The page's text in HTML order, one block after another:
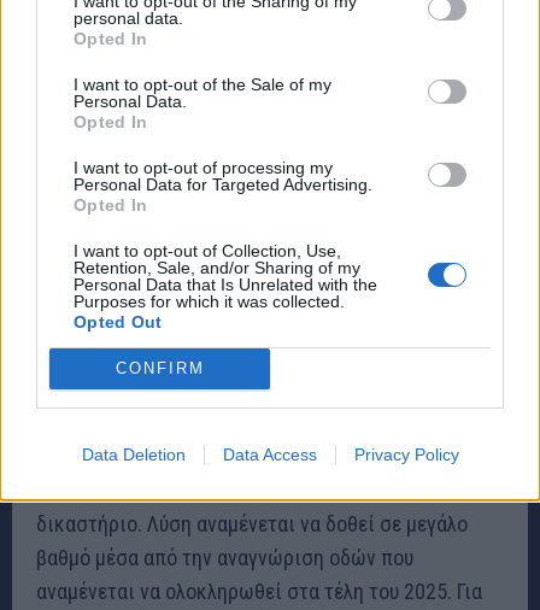
personal data.
Opted In
I want to opt-out of the Sale of my
Personal Data.
Opted In
I want to opt-out of processing my
Personal Data for Targeted Advertising.
Opted In
I want to opt-out of Collection, Use,
Retention, Sale, and/or Sharing of my
Personal Data that Is Unrelated with the
Purposes for which it was collected.
Opted Out
CONFIRM
Data Deletion Data Access Privacy Policy
Επίσης, τον Αύγουστο, με την 1206/2023,
εξετάζοντας την έκδοση άδειας δόμησης για
οικόπεδο στον Δήμο Νικολάου Σκουφά του Νομού
Αρτας, το ΣτΕ ξεκαθάρισε ότι «τα εκτός σχεδίου
ισχύος του Ν. 3212/2003, διεπόμενα από τις
διατάξεις του Π.Δ. της 24-31.5.1985, όπως αυτό είχε
αρχικά, είναι δομήσιμα εφόσον διαθέτουν, μεταξύ
άλλων, “πρόσωπο” σε κοινόχρηστο χώρο (δρόμο)
νομίμως υφιστάμενο και μη προκύψαντα από
ιδιωτική βούληση».
έκδοση νέων αδειών όσο και σε υφισταμένες άδειες
δικαστήριο. Λύση αναμένεται να δοθεί σε μεγάλο
βαθμό μέσα από την αναγνώριση οδών που
αναμένεται να ολοκληρωθεί στα τέλη του 2025. Για